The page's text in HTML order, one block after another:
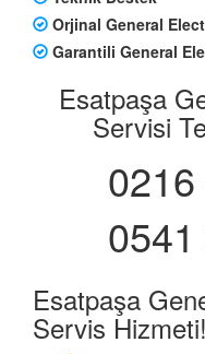
Orjinal General
Garantili General
Esatpaşa
Servisi
Esatpaşa
Servis Hizmeti!